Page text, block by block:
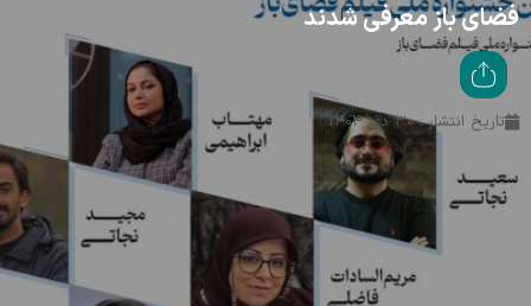
فضای باز معرفی شدند
تاریخ انتشار : ۳۰ دی ۱۴۰۴